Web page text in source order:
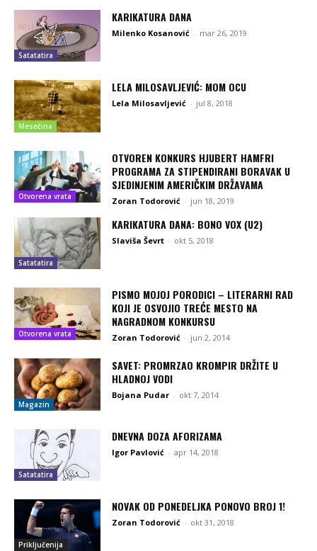
Satatatira
KARIKATURA DANA
Milenko Kosanović - mar 26, 2019
Mesečina
LELA MILOSAVLJEVIĆ: MOM OCU
Lela Milosavljević - jul 8, 2018
Otvorena vrata
OTVOREN KONKURS HJUBERT HAMFRI
PROGRAMA ZA STIPENDIRANI BORAVAK U
SJEDINJENIM AMERIČKIM DRŽAVAMA
Zoran Todorović - jun 18, 2019
Satatatira
KARIKATURA DANA: BONO VOX (U2)
Slaviša Ševrt - okt 5, 2018
Otvorena vrata
PISMO MOJOJ PORODICI – LITERARNI RAD
KOJI JE OSVOJIO TREĆE MESTO NA
NAGRADNOM KONKURSU
Zoran Todorović - jun 2, 2014
Magazin
SAVET: PROMRZAO KROMPIR DRŽITE U
HLADNOJ VODI
Bojana Pudar - okt 7, 2014
Satatatira
DNEVNA DOZA AFORIZAMA
Igor Pavlović - apr 14, 2018
Priključenija
NOVAK OD PONEDELJKA PONOVO BROJ 1!
Zoran Todorović - okt 31, 2018